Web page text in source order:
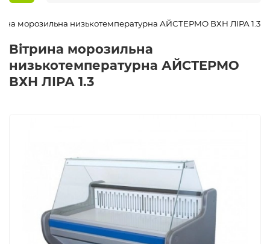
морозильна низькотемпературна АЙСТЕРМО ВХН ЛІРА 1.3
Вітрина морозильна
низькотемпературна АЙСТЕРМО
ВХН ЛІРА 1.3